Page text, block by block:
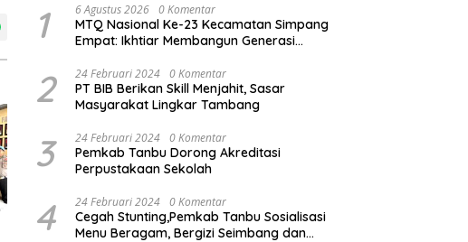
1 6 Agustus 2026 0 Komentar
MTQ Nasional Ke-23 Kecamatan Simpang
Empat: Ikhtiar Membangun Generasi
2 24 Februari 2024 0 Komentar
PT BIB Berikan Skill Menjahit, Sasar
Masyarakat Lingkar Tambang
3 24 Februari 2024 0 Komentar
Pemkab Tanbu Dorong Akreditasi
Perpustakaan Sekolah
4 24 Februari 2024 0 Komentar
Cegah Stunting,Pemkab Tanbu Sosialisasi
Menu Beragam, Bergizi Seimbang dan